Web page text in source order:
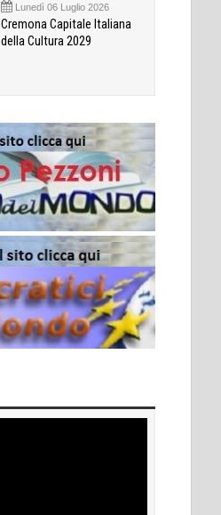
Lunedì 06 Luglio 2026
Cremona Capitale Italiana
della Cultura 2029